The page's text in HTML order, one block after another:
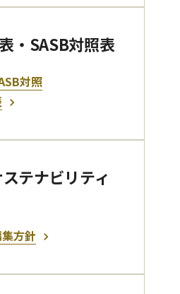
・SASB対照表
対照
テナビリティ
方針